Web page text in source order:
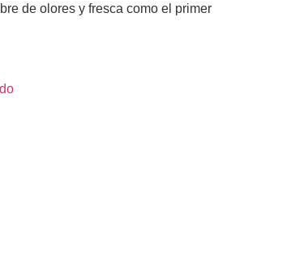
de olores y fresca como el primer